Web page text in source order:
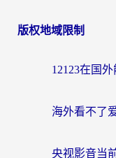
导
版权地域限制